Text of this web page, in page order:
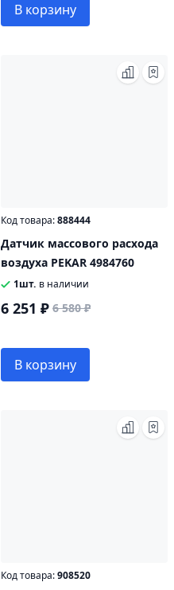
В корзину
Код товара:888444
Датчик массового расхода
воздуха PEKAR 4984760
1шт. в наличии
6 251 ₽ 6 580 ₽
В корзину
Код товара:908520